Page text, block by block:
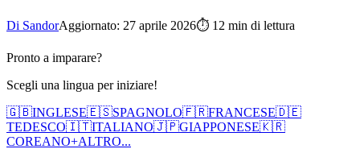
Di SandorAggiornato: 27 aprile 2026⏱ 12 min di lettura
Pronto a imparare?
Scegli una lingua per iniziare!
🇬🇧INGLESE🇪🇸SPAGNOLO🇫🇷FRANCESE🇩🇪
TEDESCO🇮🇹ITALIANO🇯🇵GIAPPONESE🇰🇷
COREANO+ALTRO...